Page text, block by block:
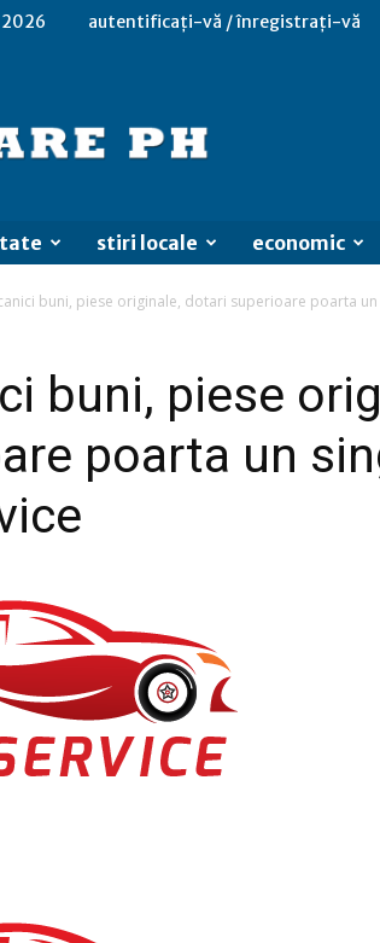
autentificați-vă / înregistrați-vă
stiri locale economic
buni, piese originale, dotari superioare poarta
buni, piese
poarta un